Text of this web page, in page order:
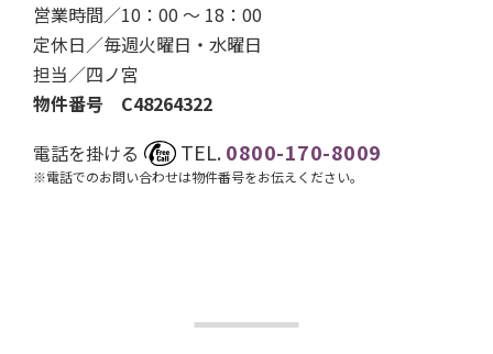
営業時間／10：00 ～ 18：00
定休日／毎週火曜日・水曜日
担当／四ノ宮
物件番号 C48264322
電話を掛ける
TEL.0800-170-8009
※電話でのお問い合わせは物件番号をお伝えください。